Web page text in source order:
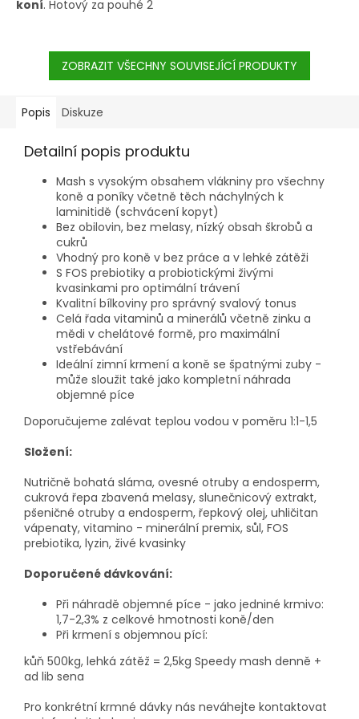
koní. Hotový za pouhé 2
ZOBRAZIT VŠECHNY SOUVISEJÍCÍ PRODUKTY
Popis Diskuze
Detailní popis produktu
Mash s vysokým obsahem vlákniny pro všechny
koně a poníky včetně těch náchylných k
laminitidě (schvácení kopyt)
Bez obilovin, bez melasy, nízký obsah škrobů a
cukrů
Vhodný pro koně v bez práce a v lehké zátěži
S FOS prebiotiky a probiotickými živými
kvasinkami pro optimální trávení
Kvalitní bílkoviny pro správný svalový tonus
Celá řada vitaminů a minerálů včetně zinku a
mědi v chelátové formě, pro maximální
vstřebávání
Ideální zimní krmení a koně se špatnými zuby -
může sloužit také jako kompletní náhrada
objemné píce
Doporučujeme zalévat teplou vodou v poměru 1:1-1,5
Složení:
Nutričně bohatá sláma, ovesné otruby a endosperm,
cukrová řepa zbavená melasy, slunečnicový extrakt,
pšeničné otruby a endosperm, řepkový olej, uhličitan
vápenaty, vitamino - minerální premix, sůl, FOS
prebiotika, lyzin, živé kvasinky
Doporučené dávkování:
Při náhradě objemné píce - jako jedniné krmivo:
1,7-2,3% z celkové hmotnosti koně/den
Při krmení s objemnou pící:
kůň 500kg, lehká zátěž = 2,5kg Speedy mash denně +
ad lib sena
Pro konkrétní krmné dávky nás neváhejte kontaktovat